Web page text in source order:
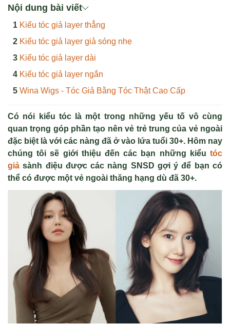
Nội dung bài viết
Kiểu tóc giả layer thẳng
Kiểu tóc giả layer giả sóng nhẹ
Kiểu tóc giả layer dài
Kiểu tóc giả layer ngắn
Wina Wigs - Tóc Giả Bằng Tóc Thật Cao Cấp
Có nói kiểu tóc là một trong những yếu tố vô cùng
quan trọng góp phần tạo nên vẻ trẻ trung của vẻ ngoài
đặc biệt là với các nàng đã ở vào lứa tuổi 30+. Hôm nay
chúng tôi sẽ giới thiệu đến các bạn những kiểu tóc
giả sành điệu được các nàng SNSD gợi ý để bạn có
thể có được một vẻ ngoài thăng hạng dù đã 30+.